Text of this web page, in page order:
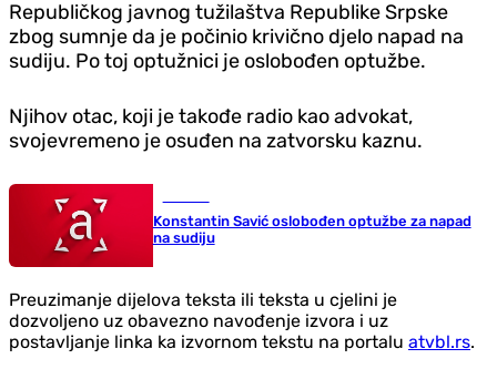
Republičkog javnog tužilaštva Republike Srpske
zbog sumnje da je počinio krivično djelo napad na
sudiju. Po toj optužnici je oslobođen optužbe.
Njihov otac, koji je takođe radio kao advokat,
svojevremeno je osuđen na zatvorsku kaznu.
Konstantin Savić oslobođen optužbe za napad
na sudiju
Preuzimanje dijelova teksta ili teksta u cjelini je
dozvoljeno uz obavezno navođenje izvora i uz
postavljanje linka ka izvornom tekstu na portalu atvbl.rs.